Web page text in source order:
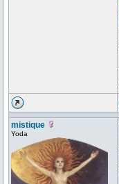
mistique
Yoda